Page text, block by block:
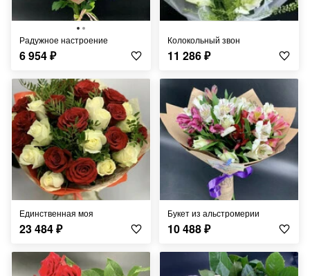
Радужное настроение
6 954₽
Колокольный звон
11 286₽
Единственная моя
23 484₽
Букет из альстромерии
10 488₽